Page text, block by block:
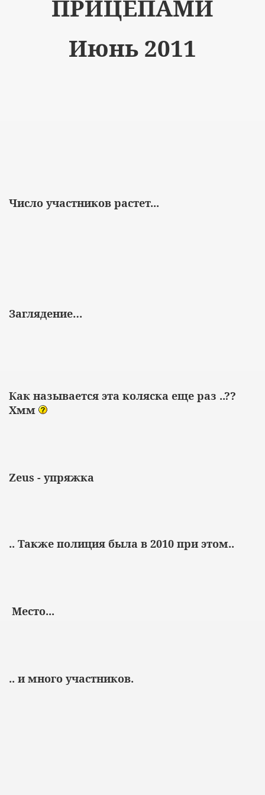
ПРИЦЕПАМИ
Июнь 2011
Число участников растет...
Заглядение…
Как называется эта коляска еще раз ..??
Хмм
Zeus - упряжка
.. Также полиция была в 2010 при этом..
Место...
.. и много участников.